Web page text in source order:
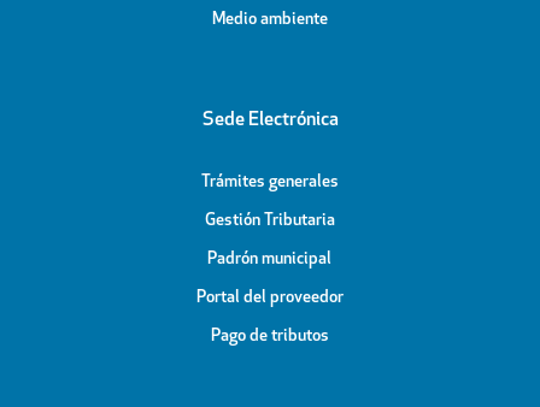
Medio ambiente
Sede Electrónica
Trámites generales
Gestión Tributaria
Padrón municipal
Portal del proveedor
Pago de tributos